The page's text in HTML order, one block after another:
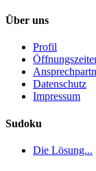
Über uns
Profil
Datenschutz
Impressum
Sudoku
Die Lösung...